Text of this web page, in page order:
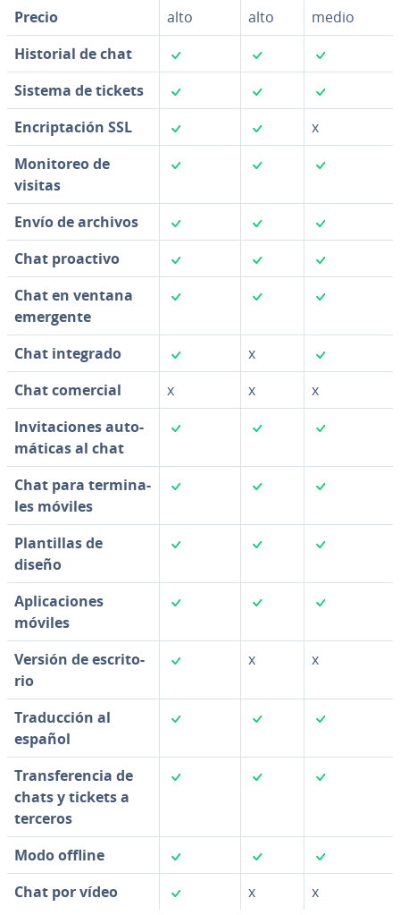
Precio alto alto
medio
Historial de chat
Sistema de tickets
En­cri­p­ta­ción SSL
x
Monitoreo de
visitas
Envío de archivos
Chat proactivo
Chat en ventana
emergente
Chat integrado x
Chat comercial
x x
x
In­vi­ta­cio­nes au­to­
má­ti­cas al chat
Chat para te­r­mi­na­
les móviles
Pla­n­ti­llas de
diseño
Apli­ca­cio­nes
móviles
Versión de es­cri­to­
rio
x x
Tra­du­c­ción al
español
Tra­n­s­fe­re­n­cia de
chats y tickets a
terceros
Modo offline
Chat por vídeo
x x